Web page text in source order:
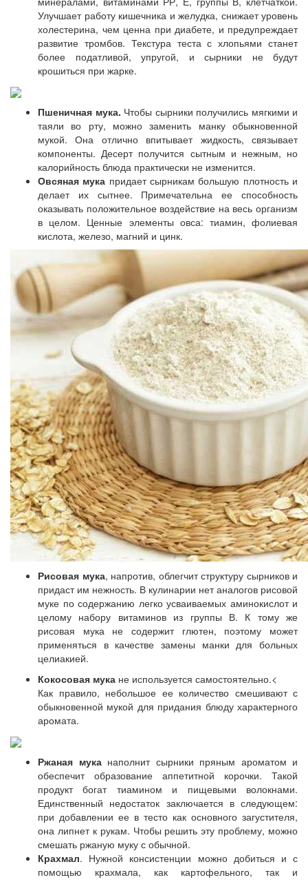
Улучшает работу кишечника и желудка, снижает уровень
холестерина, чем ценна при диабете, и предупреждает
развитие тромбов. Текстура теста с хлопьями станет
более податливой, упругой, и сырники не будут
крошиться при жарке.
Пшеничная мука. Чтобы сырники получились мягкими и
таяли во рту, можно заменить манку обыкновенной
мукой. Она отлично впитывает жидкость, связывает
компоненты. Десерт получится сытным и нежным, но
калорийность блюда практически не изменится.
Овсяная мука придает сырникам большую плотность и
делает их сытнее. Примечательна ее способность
оказывать положительное воздействие на весь организм
в целом. Ценные элементы овса: тиамин, фолиевая
кислота, железо, магний и цинк.
Рисовая мука, напротив, облегчит структуру сырников и
придаст им нежность. В кулинарии нет аналогов рисовой
муке по содержанию легко усваиваемых аминокислот и
целому набору витаминов из группы В. К тому же
рисовая мука не содержит глютен, поэтому может
применяться в качестве замены манки для больных
целиакией.
Кокосовая мука не используется самостоятельно.<
Как правило, небольшое ее количество смешивают с
обыкновенной мукой для придания блюду характерного
аромата.
Ржаная муканаполнит сырники пряным ароматом и
обеспечит образование аппетитной корочки. Такой
продукт богат тиамином и пищевыми волокнами.
Единственный недостаток заключается в следующем:
при добавлении ее в тесто как основного загустителя,
она липнет к рукам. Чтобы решить эту проблему, можно
смешать ржаную муку с обычной.
Крахмал. Нужной консистенции можно добиться и с
помощью крахмала, как картофельного, так и